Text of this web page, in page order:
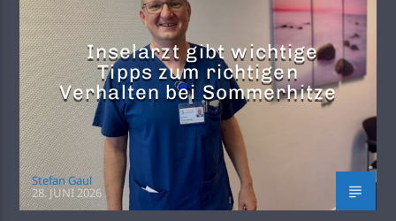
Inselarzt gibt wichtige
Tipps zum richtigen
Verhalten bei Sommerhitze
Stefan Gaul
28. JUNI 2026